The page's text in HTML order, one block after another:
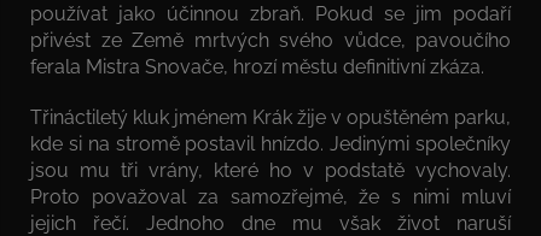
používat jako účinnou zbraň. Pokud se jim podaří
přivést ze Země mrtvých svého vůdce, pavoučího
ferala Mistra Snovače, hrozí městu definitivní zkáza.
Třináctiletý kluk jménem Krák žije v opuštěném parku,
kde si na stromě postavil hnízdo. Jedinými společníky
jsou mu tři vrány, které ho v podstatě vychovaly.
Proto považoval za samozřejmé, že s nimi mluví
jejich řečí. Jednoho dne mu však život naruší